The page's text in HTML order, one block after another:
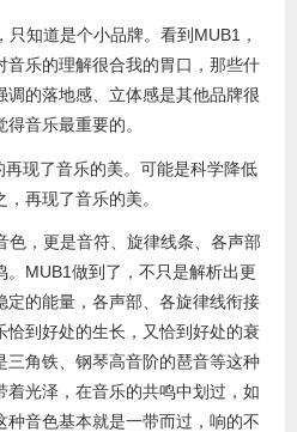
只知道是个小品牌。看到MUB1，
音乐的理解很合我的胃口，那些什
的落地感、立体感是其他品牌很
音乐最重要的。
现了音乐的美。可能是科学降低
再现了音乐的美。
色，更是音符、旋律线条、各声部
。MUB1做到了，不只是解析出更
定的能量，各声部、各旋律线衔接
恰到好处的生长，又恰到好处的衰
三角铁、钢琴高音阶的琶音等这种
光泽，在音乐的共鸣中划过，如
音色基本就是一带而过，响的不